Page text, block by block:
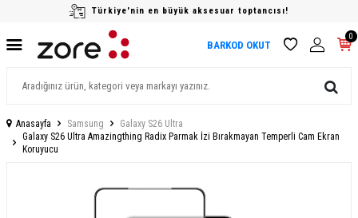
Türkiye'nin en büyük aksesuar toptancısı!
BARKOD OKUT
0
Anasayfa Samsung
Galaxy S26 Ultra
Galaxy S26 Ultra Amazingthing Radix Parmak İzi Bırakmayan Temperli Cam Ekran
Koruyucu